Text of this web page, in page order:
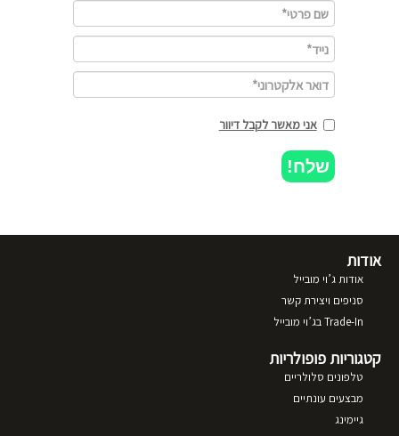
אני מאשר לקבל דיוור
שלח!
אודות
אודות ג’וי מובייל
סניפים ויצירת קשר
Trade-In בג’וי מובייל
קטגוריות פופולריות
טלפונים סלולריים
מבצעים עונתיים
גיימינג